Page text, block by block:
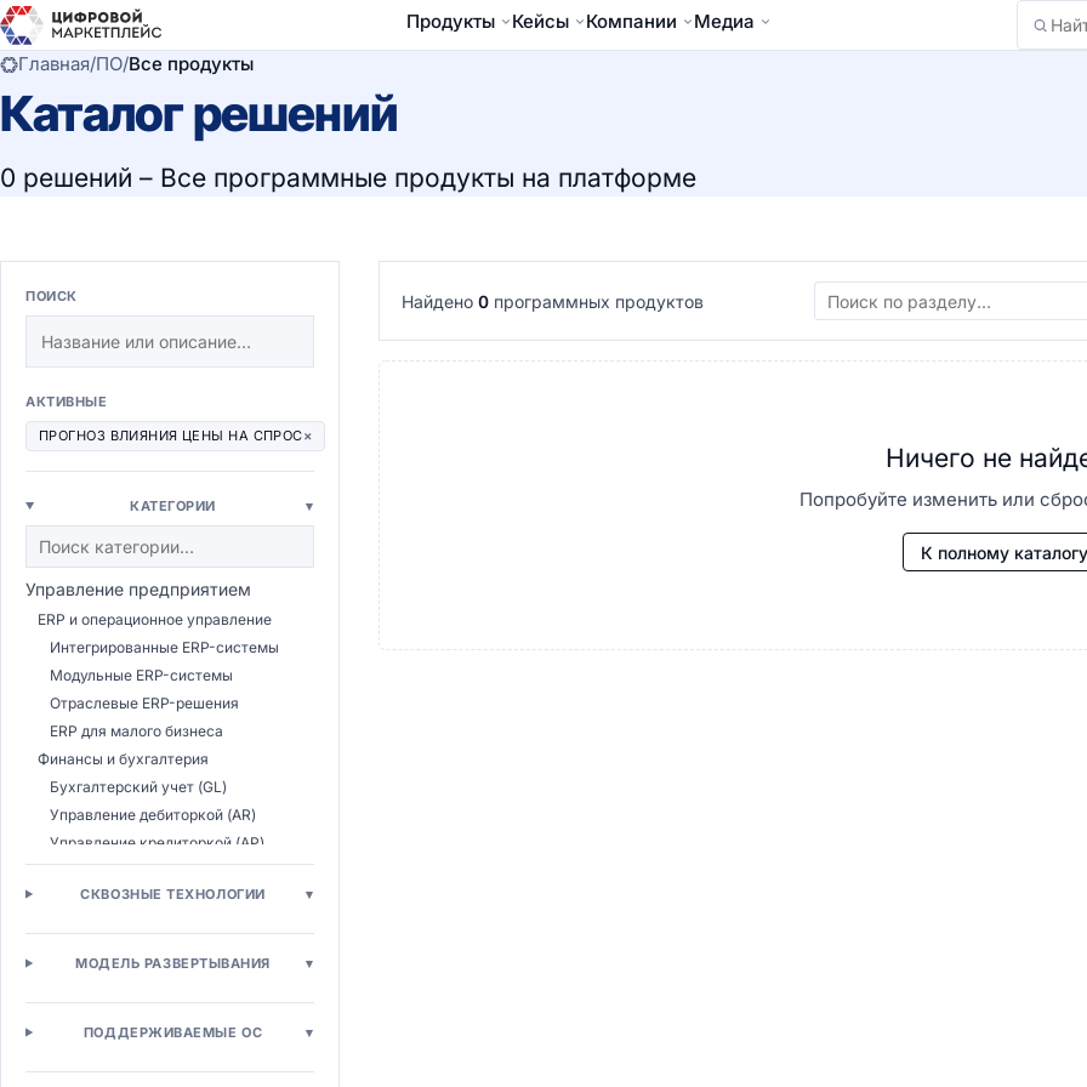
Продукты Кейсы Компании Медиа
Найти
Главная/ПО/Все продукты
Каталог решений
0 решений – Все программные продукты на платформе
ПОИСК
АКТИВНЫЕ
ПРОГНОЗ ВЛИЯНИЯ ЦЕНЫ НА СПРОС×
КАТЕГОРИИ ▾
Управление предприятием
ERP и операционное управление
Интегрированные ERP-системы
Модульные ERP-системы
Отраслевые ERP-решения
ERP для малого бизнеса
Финансы и бухгалтерия
Бухгалтерский учет (GL)
Управление дебиторкой (AR)
Управление кредиторкой (AP)
Казначейство
Бюджетирование (CPM)
Консолидация МСФО
Электронные закупки (E-
СКВОЗНЫЕ ТЕХНОЛОГИИ ▾
МОДЕЛЬ РАЗВЕРТЫВАНИЯ ▾
ПОДДЕРЖИВАЕМЫЕ ОС ▾
Найдено 0 программных продуктов
Ничего не
Попробуйте изменить или
К полному каталогу